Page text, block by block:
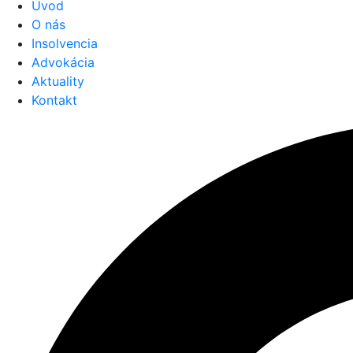
Úvod
O nás
Insolvencia
Advokácia
Aktuality
Kontakt